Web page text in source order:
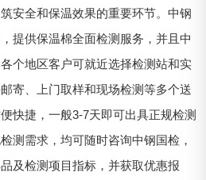
安全和保温效果的重要环节。中钢
提供保温棉全面检测服务，并且中
个地区客户可就近选择检测站和实
寄、上门取样和现场检测等多个送
快捷，一般3-7天即可出具正规检测
测需求，均可随时咨询中钢国检，
及检测项目指标，并获取优惠报